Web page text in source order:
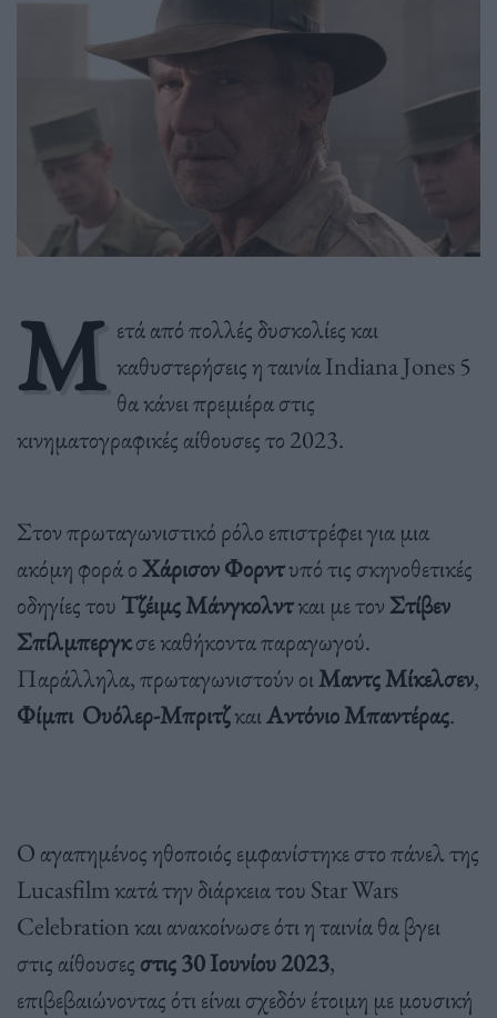
Μ ετά από πολλές δυσκολίες και
καθυστερήσεις η ταινία Indiana Jones 5
θα κάνει πρεμιέρα στις
κινηματογραφικές αίθουσες το 2023.
Στον πρωταγωνιστικό ρόλο επιστρέφει για μια
ακόμη φορά οΧάρισον Φορντυπό τις σκηνοθετικές
οδηγίες του Τζέιμς Μάνγκολντκαι με τον Στίβεν
Σπίλμπεργκσε καθήκοντα παραγωγού.
Παράλληλα, πρωταγωνιστούν οιΜαντς Μίκελσεν,
Φίμπι Ουόλερ-ΜπριτζκαιΑντόνιο Μπαντέρας.
Ο αγαπημένος ηθοποιός εμφανίστηκε στο πάνελ της
Lucasfilm κατά την διάρκεια του Star Wars
Celebration και ανακοίνωσε ότι η ταινία θα βγει
στις αίθουσες στις 30 Ιουνίου 2023,
επιβεβαιώνοντας ότι είναι σχεδόν έτοιμη με μουσική